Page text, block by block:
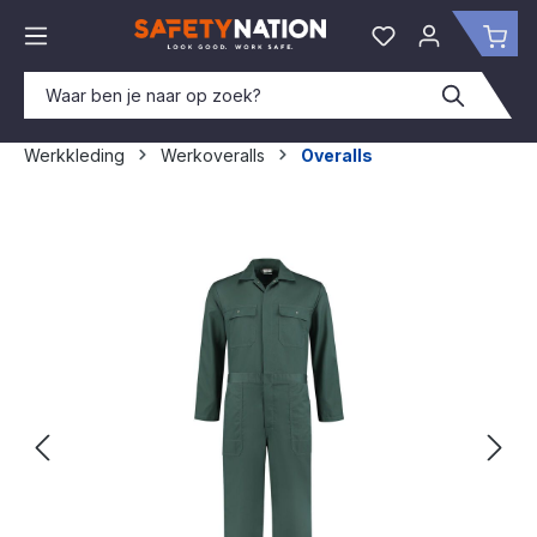
Je hebt 0 items
Werkkleding Werkoveralls
Overalls